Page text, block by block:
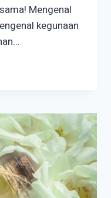
Mengenal
kegunaan